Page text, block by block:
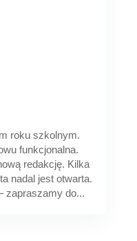
roku szkolnym.
funkcjonalna.
redakcję. Kilka
nadal jest otwarta.
zapraszamy do...